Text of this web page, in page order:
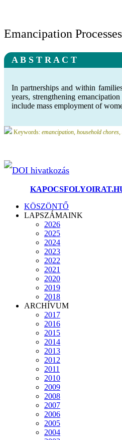
Emancipation
A B S T R A C T
In partnerships and within
years, strengthening
include mass employment of
Keywords: emancipation, household
DOI hivatkozás
KÖSZÖNTŐ
LAPSZÁMAINK
2026
2025
2024
2023
2022
2021
2020
2019
2018
ARCHÍVUM
2017
2016
2015
2014
2013
2012
2011
2010
2009
2008
2007
2006
2005
2004